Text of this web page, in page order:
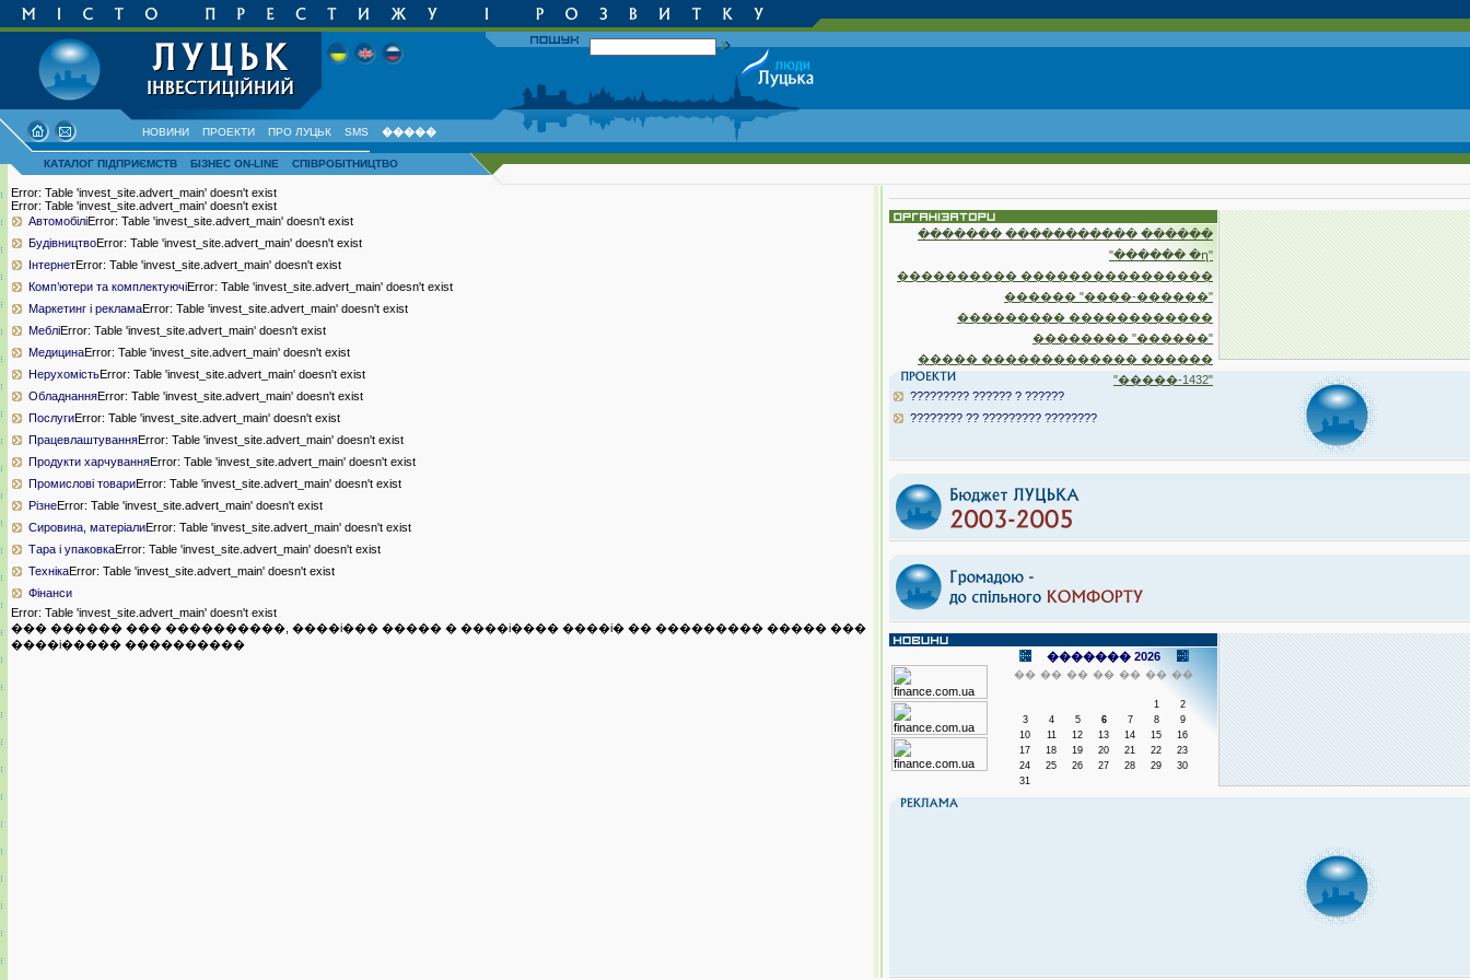
НОВИНИ ПРОЕКТИ ПРО ЛУЦЬК SMS �����
КАТАЛОГ ПІДПРИЄМСТВ БІЗНЕС ON-LINE СПІВРОБІТНИЦТВО
Error: Table 'invest_site.advert_main' doesn't exist
Error: Table 'invest_site.advert_main' doesn't exist
АвтомобіліError: Table 'invest_site.advert_main' doesn't exist
БудівництвоError: Table 'invest_site.advert_main' doesn't exist
ІнтернетError: Table 'invest_site.advert_main' doesn't exist
Комп’ютери та комплектуючіError: Table 'invest_site.advert_main' doesn't exist
Маркетинг і рекламаError: Table 'invest_site.advert_main' doesn't exist
МебліError: Table 'invest_site.advert_main' doesn't exist
МедицинаError: Table 'invest_site.advert_main' doesn't exist
НерухомістьError: Table 'invest_site.advert_main' doesn't exist
ОбладнанняError: Table 'invest_site.advert_main' doesn't exist
ПослугиError: Table 'invest_site.advert_main' doesn't exist
ПрацевлаштуванняError: Table 'invest_site.advert_main' doesn't exist
Продукти харчуванняError: Table 'invest_site.advert_main' doesn't exist
Промислові товариError: Table 'invest_site.advert_main' doesn't exist
РізнеError: Table 'invest_site.advert_main' doesn't exist
Сировина, матеріалиError: Table 'invest_site.advert_main' doesn't exist
Тара і упаковкаError: Table 'invest_site.advert_main' doesn't exist
ТехнікаError: Table 'invest_site.advert_main' doesn't exist
Фінанси
Error: Table 'invest_site.advert_main' doesn't exist
��� ������ ��� ����������, ����i��� ����� � ����i���� ����i� �� ��������� ����� ���
����i����� ����������
������� ����������� ������
"������ �ղ"
���������� ����������������
������ "����-������"
��������� ������������
�������� "������"
����� ������������� ������
"�����-1432"
????????? ?????? ? ??????
???????? ?? ????????? ????????
������� 2026
�� �� �� �� �� �� ��
1
2
3
4 5 6 7 8
9
10
11 12 13 14 15
16
17
18 19 20 21 22
23
24
25 26 27 28 29
30
31